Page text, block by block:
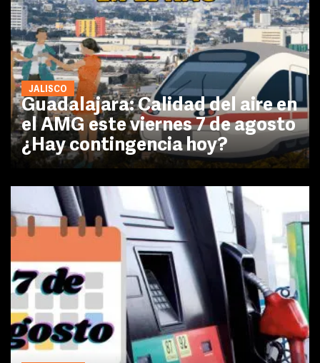
JALISCO
Guadalajara: Calidad del aire en
el AMG este viernes 7 de agosto
¿Hay contingencia hoy?